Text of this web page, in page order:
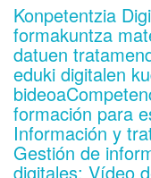
Konpetentzia
formakuntza
datuen
eduki digitalen
formación para
Información y
Gestión de
digitales: Vídeo